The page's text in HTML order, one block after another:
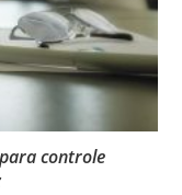
controle